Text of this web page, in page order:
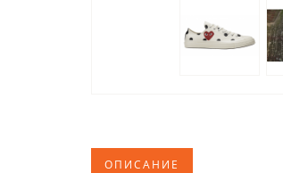
ОПИСАНИЕ